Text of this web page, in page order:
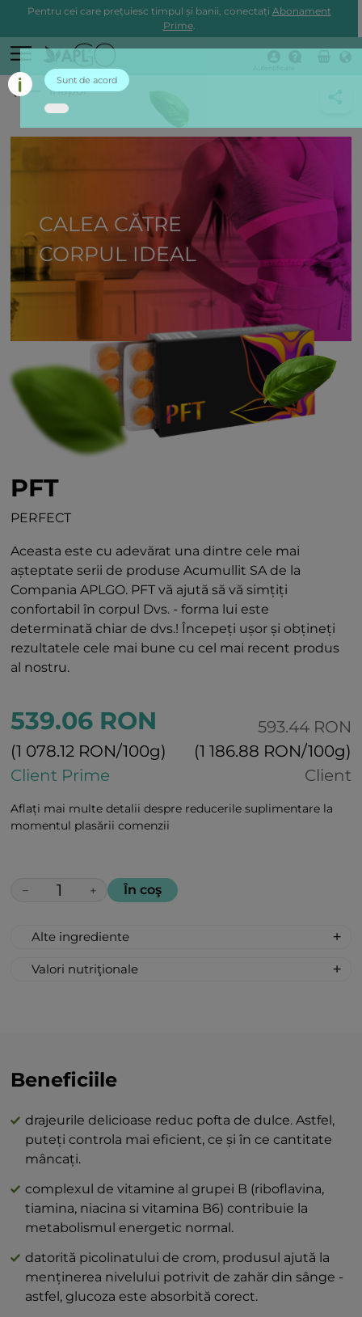
Pentru cei care prețuiesc timpul și banii, conectați Abonament
Prime.
înapoi
CALEA CĂTRE
CORPUL IDEAL
PFT
PERFECT
Aceasta este cu adevărat una dintre cele mai
așteptate serii de produse Acumullit SA de la
Compania APLGO. PFT vă ajută să vă simțiți
confortabil în corpul Dvs. - forma lui este
determinată chiar de dvs.! Începeți ușor și obțineți
rezultatele cele mai bune cu cel mai recent produs
al nostru.
539.06 RON
(1 078.12 RON/100g)
Client Prime
593.44 RON
(1 186.88 RON/100g)
Client
Aflați mai multe detalii despre reducerile suplimentare la
momentul plasării comenzii
− + În coş
Alte ingrediente
- tiamină, b2 - ribovlavină, b3 - niacină, b6),
de in, semințe de orz, extract de roșii,
Valori nutriţionale
Carbohidraţi 92 g
Zahăr 78 g
Proteine 0 gSare 0 g
Beneficiile
drajeurile delicioase reduc pofta de dulce. Astfel,
puteți controla mai eficient, ce și în ce cantitate
mâncați.
complexul de vitamine al grupei B (riboflavina,
tiamina, niacina si vitamina B6) contribuie la
metabolismul energetic normal.
datorită picolinatului de crom, produsul ajută la
menținerea nivelului potrivit de zahăr din sânge -
astfel, glucoza este absorbită corect.
Sunt de acord